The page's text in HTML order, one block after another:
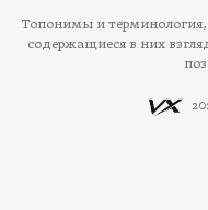
Топонимы и
содержащиеся в них